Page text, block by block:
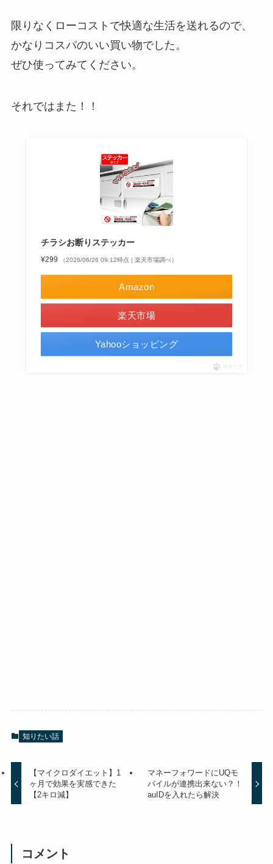
限りなくローコストで快適な生活を送れるので、
かなりコスパのいい買い物でした。
ぜひ使ってみてください。
それではまた！！
チラシお断りステッカー
¥299 （2026/06/26 09:12時点 | 楽天市場調べ）
Amazon
楽天市場
Yahooショッピング
ポチップ
知りたい話
【マイクロダイエット】1
ヶ月で効果を実感できた
【2キロ減】
マネーフォワードにUQモ
バイルが連携出来ない？！
auIDを入れたら解決
コメント